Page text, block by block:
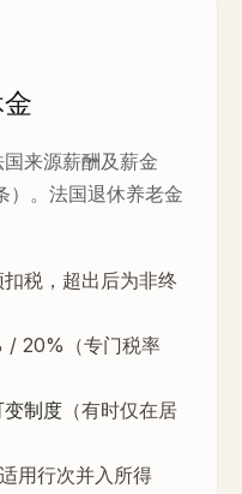
来源薪酬及薪金
）。法国退休养老金
扣税，超出后为非终
/ 20%（专门税率
变制度 （有时仅在居
用行次并入所得